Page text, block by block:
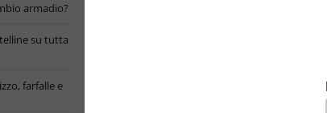
armadio?
su tutta
farfalle e